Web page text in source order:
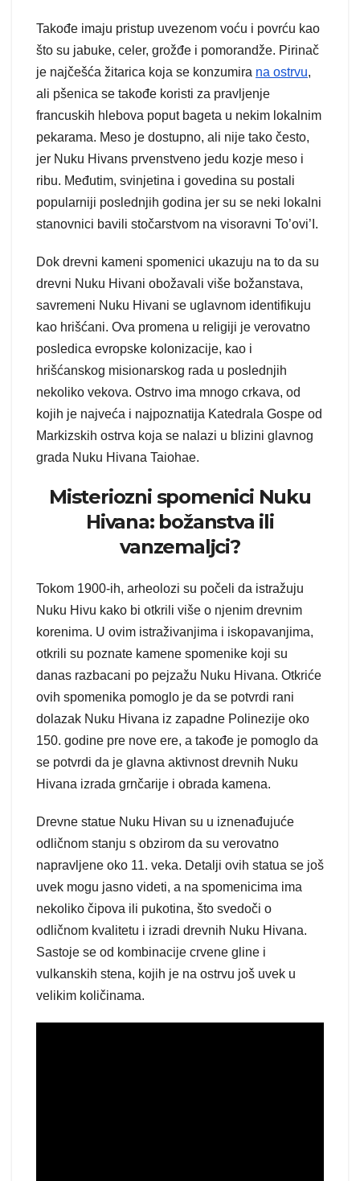
Takođe imaju pristup uvezenom voću i povrću kao
što su jabuke, celer, grožđe i pomorandže. Pirinač
je najčešća žitarica koja se konzumira na ostrvu,
ali pšenica se takođe koristi za pravljenje
francuskih hlebova poput bageta u nekim lokalnim
pekarama. Meso je dostupno, ali nije tako često,
jer Nuku Hivans prvenstveno jedu kozje meso i
ribu. Međutim, svinjetina i govedina su postali
popularniji poslednjih godina jer su se neki lokalni
stanovnici bavili stočarstvom na visoravni To’ovi’I.
Dok drevni kameni spomenici ukazuju na to da su
drevni Nuku Hivani obožavali više božanstava,
savremeni Nuku Hivani se uglavnom identifikuju
kao hrišćani. Ova promena u religiji je verovatno
posledica evropske kolonizacije, kao i
hrišćanskog misionarskog rada u poslednjih
nekoliko vekova. Ostrvo ima mnogo crkava, od
kojih je najveća i najpoznatija Katedrala Gospe od
Markizskih ostrva koja se nalazi u blizini glavnog
grada Nuku Hivana Taiohae.
Misteriozni spomenici Nuku
Hivana: božanstva ili
vanzemaljci?
Tokom 1900-ih, arheolozi su počeli da istražuju
Nuku Hivu kako bi otkrili više o njenim drevnim
korenima. U ovim istraživanjima i iskopavanjima,
otkrili su poznate kamene spomenike koji su
danas razbacani po pejzažu Nuku Hivana. Otkriće
ovih spomenika pomoglo je da se potvrdi rani
dolazak Nuku Hivana iz zapadne Polinezije oko
150. godine pre nove ere, a takođe je pomoglo da
se potvrdi da je glavna aktivnost drevnih Nuku
Hivana izrada grnčarije i obrada kamena.
Drevne statue Nuku Hivan su u iznenađujuće
odličnom stanju s obzirom da su verovatno
napravljene oko 11. veka. Detalji ovih statua se još
uvek mogu jasno videti, a na spomenicima ima
nekoliko čipova ili pukotina, što svedoči o
odličnom kvalitetu i izradi drevnih Nuku Hivana.
Sastoje se od kombinacije crvene gline i
vulkanskih stena, kojih je na ostrvu još uvek u
velikim količinama.